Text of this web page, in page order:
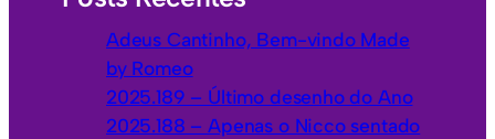
Adeus Cantinho, Bem-vindo Made
by Romeo
2025.189 – Último desenho do Ano
2025.188 – Apenas o Nicco sentado